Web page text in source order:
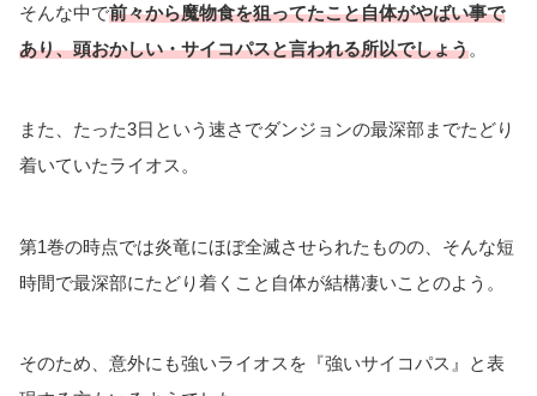
そんな中で前々から魔物食を狙ってたこと自体がやばい事で
あり、頭おかしい・サイコパスと言われる所以でしょう。
また、たった3日という速さでダンジョンの最深部までたどり
着いていたライオス。
第1巻の時点では炎竜にほぼ全滅させられたものの、そんな短
時間で最深部にたどり着くこと自体が結構凄いことのよう。
そのため、意外にも強いライオスを『強いサイコパス』と表